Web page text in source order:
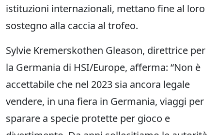
istituzioni internazionali, mettano fine al loro
sostegno alla caccia al trofeo.
Sylvie Kremerskothen Gleason, direttrice per
la Germania di HSI/Europe, afferma: “Non è
accettabile che nel 2023 sia ancora legale
vendere, in una fiera in Germania, viaggi per
sparare a specie protette per gioco e